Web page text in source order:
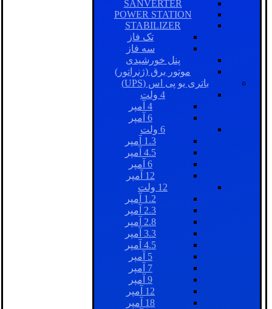
SANVERTER
POWER STATION
STABILIZER
تک فاز
سه فاز
پنل خورشیدی
موتور برق (ژنراتور)
باتری یو پی اس (UPS)
4 ولت
4 آمپر
6 آمپر
6 ولت
1.3 آمپر
4.5 آمپر
6 آمپر
12 آمپر
12 ولت
1.2 آمپر
2.3 آمپر
2.8 آمپر
3.3 آمپر
4.5 آمپر
5 آمپر
7 آمپر
9 آمپر
12 آمپر
18 آمپر